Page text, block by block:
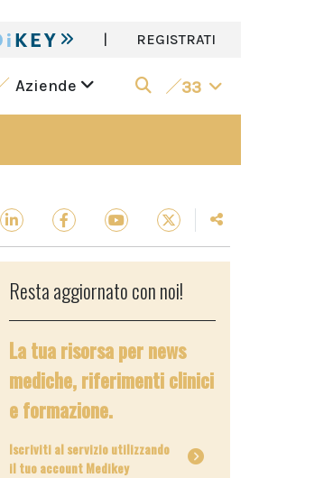
| REGISTRATI
Aziende 33
Resta aggiornato con noi!
La tua risorsa per news
mediche, riferimenti clinici
e formazione.
Iscriviti al servizio utilizzando
il tuo account Medikey